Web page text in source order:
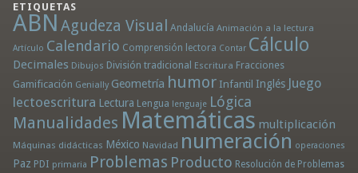
ETIQUETAS
ABN Agudeza Visual Andalucía Animación a la lectura
Artículo Calendario Comprensión lectora Contar Cálculo
Decimales Dibujos División tradicional Escritura Fracciones
Gamificación Genially Geometría humor Infantil Inglés Juego
lectoescritura Lectura Lengua lenguaje Lógica
Manualidades Matemáticas multiplicación
Máquinas didácticas México Navidad numeración operaciones
Paz PDI primaria Problemas Producto Resolución de Problemas